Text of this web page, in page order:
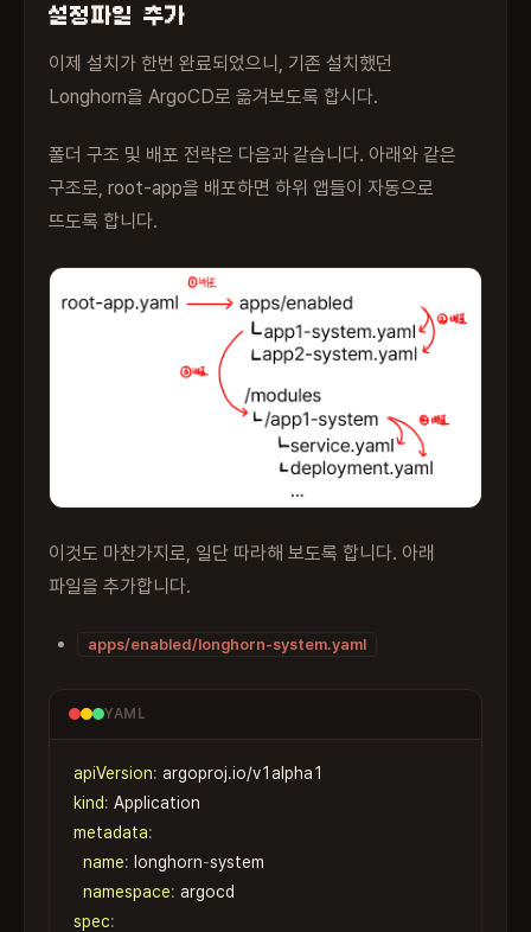
설정파일 추가
이제 설치가 한번 완료되었으니, 기존 설치했던
Longhorn을 ArgoCD로 옮겨보도록 합시다.
폴더 구조 및 배포 전략은 다음과 같습니다. 아래와 같은
구조로, root-app을 배포하면 하위 앱들이 자동으로
뜨도록 합니다.
이것도 마찬가지로, 일단 따라해 보도록 합니다. 아래
파일을 추가합니다.
apps/enabled/longhorn-system.yaml
YAML
apiVersion:
kind:
metadata:
name: longhorn-system
namespace:
spec: